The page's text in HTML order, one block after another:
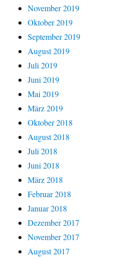
November 2019
Oktober 2019
September 2019
August 2019
Juli 2019
Juni 2019
Mai 2019
März 2019
Oktober 2018
August 2018
Juli 2018
Juni 2018
März 2018
Februar 2018
Januar 2018
Dezember 2017
November 2017
August 2017